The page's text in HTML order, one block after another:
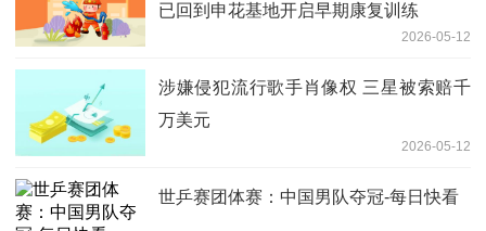
已回到申花基地开启早期康复训练
2026-05-12
涉嫌侵犯流行歌手肖像权 三星被索赔千
万美元
2026-05-12
世乒赛团体赛：中国男队夺冠-每日快看